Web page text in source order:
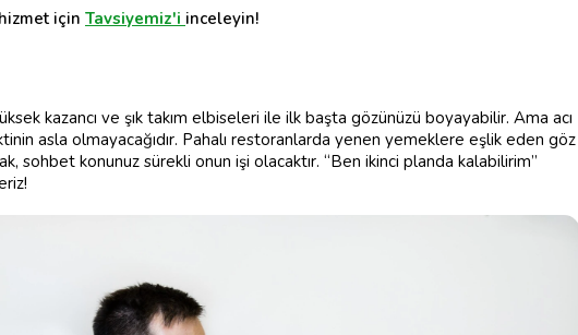
için Tavsiyemiz'i inceleyin!
kazancı ve şık takım elbiseleri ile ilk başta gözünüzü boyayabilir. Ama acı
asla olmayacağıdır. Pahalı restoranlarda yenen yemeklere eşlik eden göz
sohbet konunuz sürekli onun işi olacaktır. “Ben ikinci planda kalabilirim”